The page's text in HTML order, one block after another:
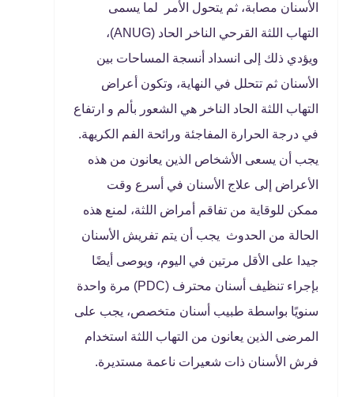
الأسنان مصابة، ثم يتحول الأمر لما يسمى
التهاب اللثة القرحي الناخر الحاد (ANUG)،
ويؤدي ذلك إلى انسداد أنسجة المساحات بين
الأسنان ثم تتحلل في النهاية، وتكون أعراض
التهاب اللثة الحاد الناخر هي الشعور بألم و ارتفاع
في درجة الحرارة المفاجئة ورائحة الفم الكريهة.
يجب أن يسعى الأشخاص الذين يعانون من هذه
الأعراض إلى علاج الأسنان في أسرع وقت
ممكن للوقاية من تفاقم أمراض اللثة، لمنع هذه
الحالة من الحدوث يجب أن يتم تفريش الأسنان
جيدا على الأقل مرتين في اليوم، ويوصى أيضًا
بإجراء تنظيف أسنان محترف (PDC) مرة واحدة
سنويًا بواسطة طبيب أسنان متخصص، يجب على
المرضى الذين يعانون من التهاب اللثة استخدام
فرش الأسنان ذات شعيرات ناعمة مستديرة.